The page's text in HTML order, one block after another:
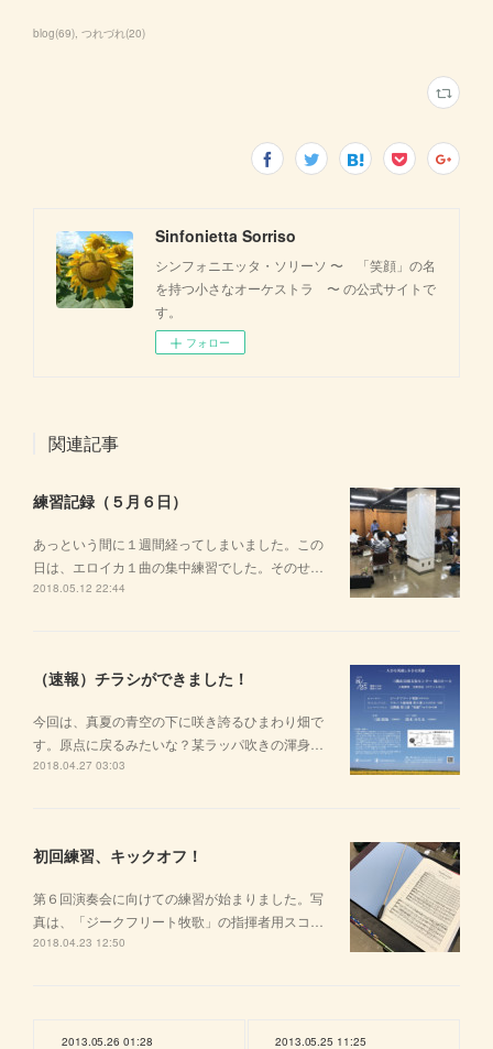
blog(69) つれづれ(20)
Sinfonietta Sorriso
シンフォニエッタ・ソリーソ 〜 「笑顔」の名
を持つ小さなオーケストラ 〜 の公式サイトで
す。
フォロー
関連記事
練習記録（５月６日）
あっという間に１週間経ってしまいました。この
日は、エロイカ１曲の集中練習でした。そのせ…
2018.05.12 22:44
（速報）チラシができました！
今回は、真夏の青空の下に咲き誇るひまわり畑で
す。原点に戻るみたいな？某ラッパ吹きの渾身…
2018.04.27 03:03
初回練習、キックオフ！
第６回演奏会に向けての練習が始まりました。写
真は、「ジークフリート牧歌」の指揮者用スコ…
2018.04.23 12:50
2013.05.26 01:28 2013.05.25 11:25